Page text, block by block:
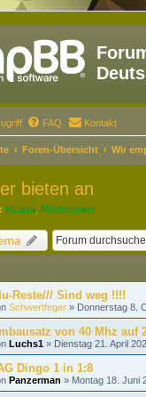
FAQ Kontakt
Foren-Übersicht Wir
bieten an
KLaus Milchtrinker
Reste/// Sind weg !!!!
Schwertfeger » Donnerstag 8.
von 40 Mhz auf
Luchs1 » Dienstag 21. April
Dingo 1 in 1:8
Panzerman » Montag 18. Juni